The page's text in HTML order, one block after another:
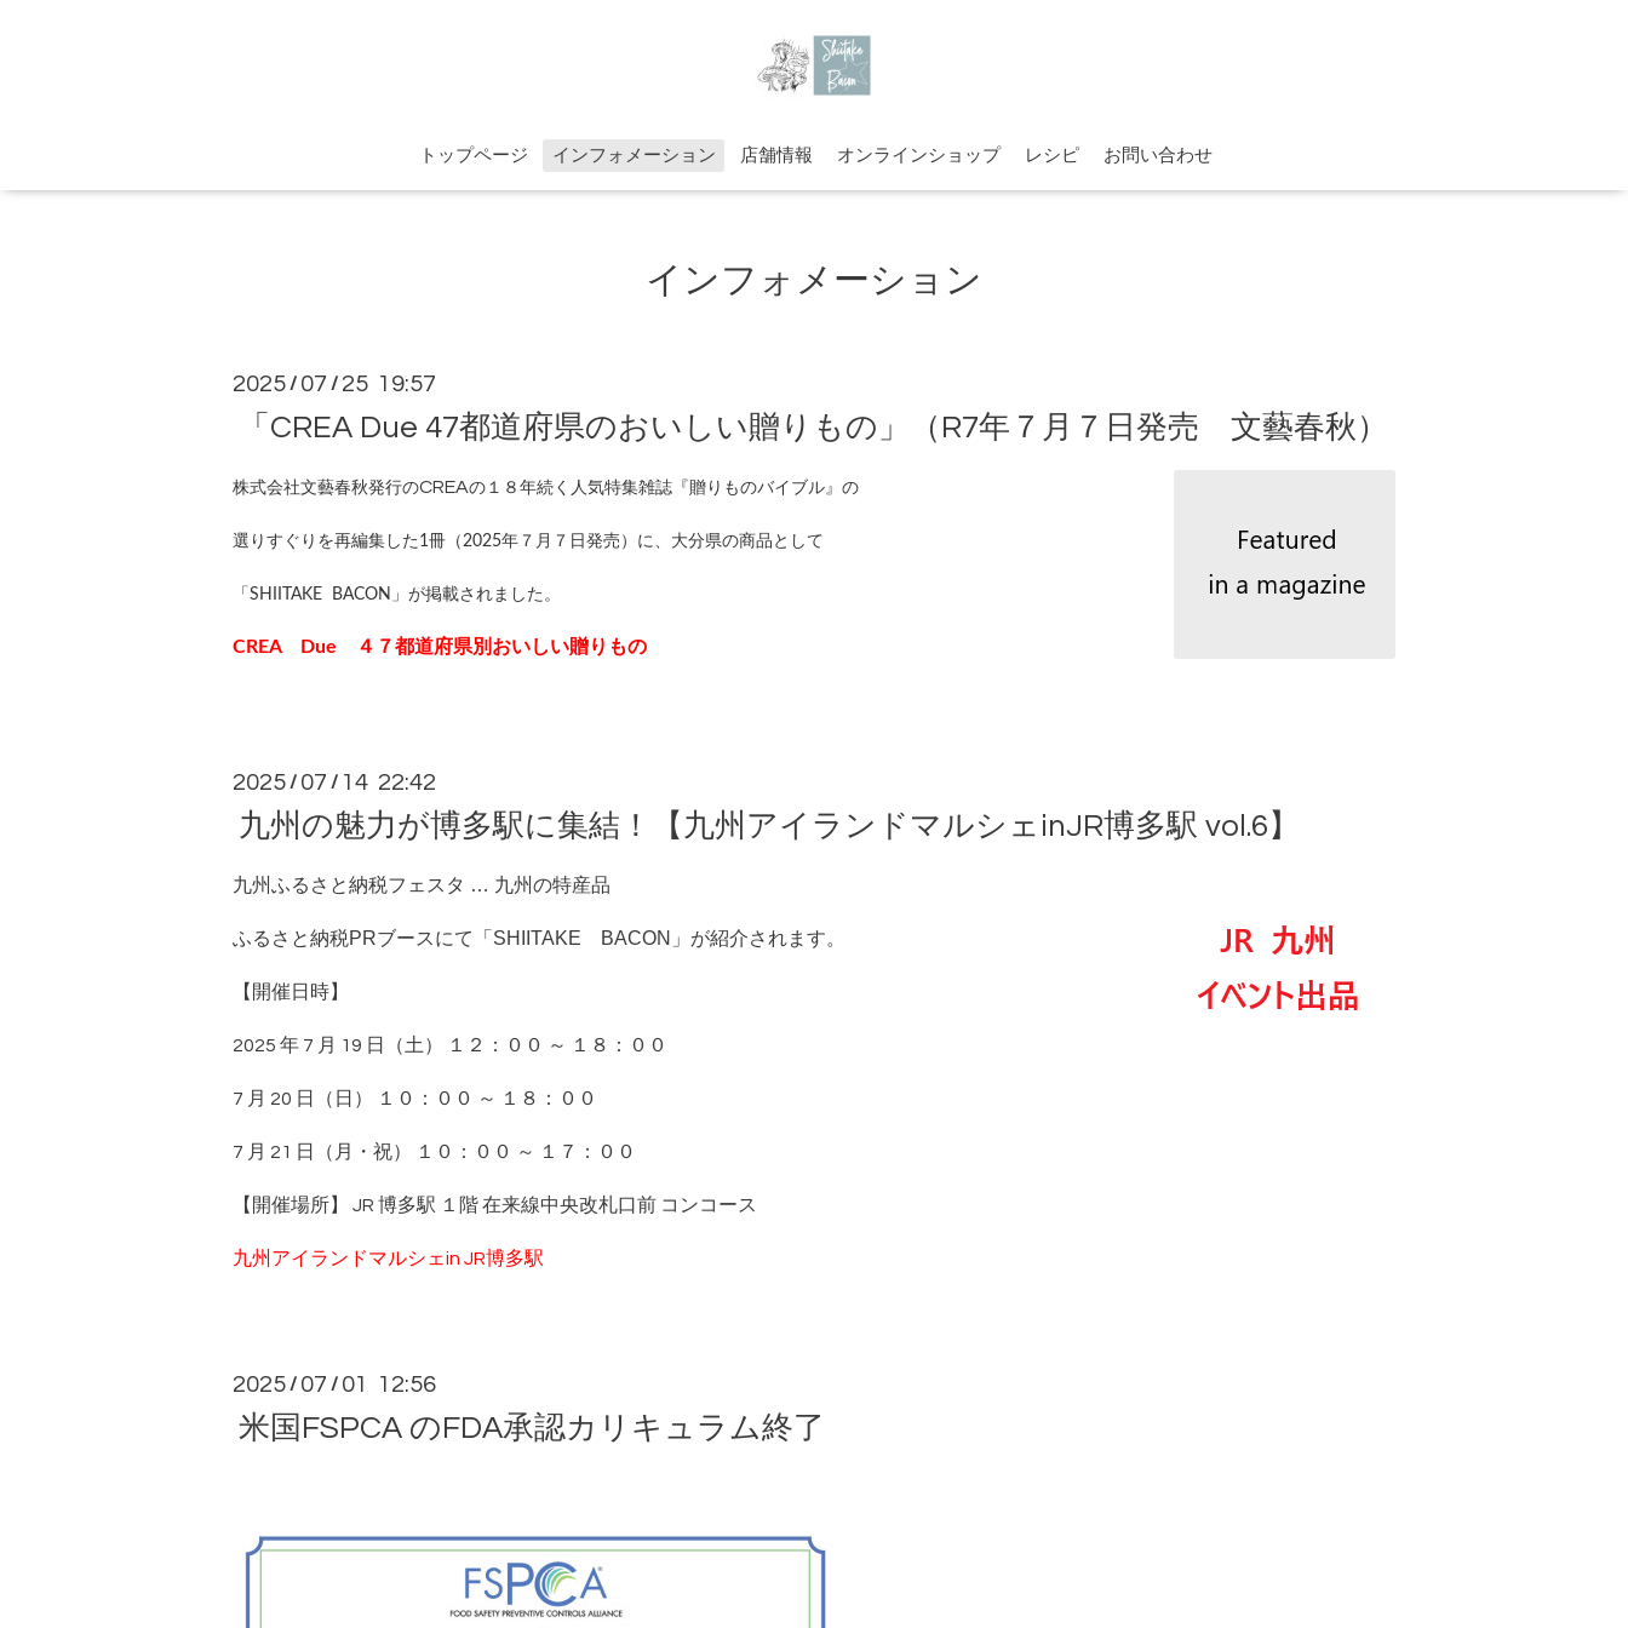
トップページ インフォメーション 店舗情報 オンラインショップ レシピ お問い合わせ
インフォメーション
2025 / 07 / 25 19:57
「CREA Due 47都道府県のおいしい贈りもの」（R7年７月７日発売 文藝春秋）
株式会社文藝春秋発行のCREAの１８年続く人気特集雑誌 『贈りものバイブル』の
選りすぐりを再編集した1冊（2025年７月７日発売）に、大分県の商品として
「SHIITAKE BACON」が掲載されました。
CREA Due ４７都道府県別おいしい贈りもの
2025 / 07 / 14 22:42
九州の魅力が博多駅に集結！【九州アイランドマルシェinJR博多駅 vol.6】
九州ふるさと納税フェスタ … 九州の特産品
ふるさと納税PRブースにて「SHIITAKE BACON」が紹介されます。
【開催日時】
2025 年 7 月 19 日（土） １２：００ ～ １８：００
7 月 20 日（日） １０：００ ～ １８：００
7 月 21 日（月・祝） １０：００ ～ １７：００
【開催場所】 JR 博多駅 １階 在来線中央改札口前 コンコース
九州アイランドマルシェin JR博多駅
2025 / 07 / 01 12:56
米国FSPCA のFDA承認カリキュラム終了